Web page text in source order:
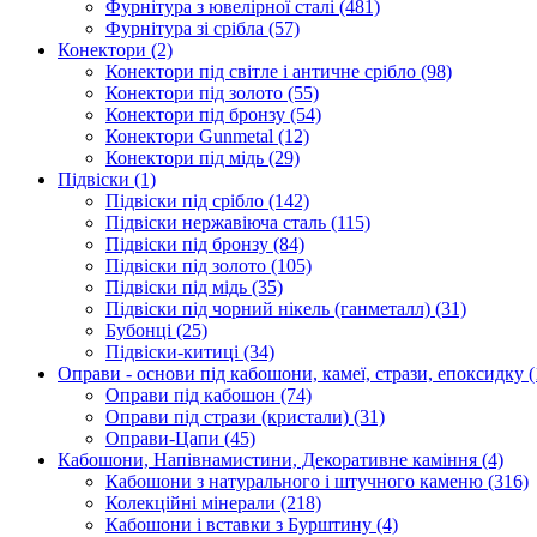
Фурнітура з ювелірної сталі (481)
Фурнітура зі срібла (57)
Конектори (2)
Конектори під світле і античне срібло (98)
Конектори під золото (55)
Конектори під бронзу (54)
Конектори Gunmetal (12)
Конектори під мідь (29)
Підвіски (1)
Підвіски під срібло (142)
Підвіски нержавіюча сталь (115)
Підвіски під бронзу (84)
Підвіски під золото (105)
Підвіски під мідь (35)
Підвіски під чорний нікель (ганметалл) (31)
Бубонці (25)
Підвіски-китиці (34)
Оправи - основи під кабошони, камеї, стрази, епоксидку
Оправи під кабошон (74)
Оправи під стрази (кристали) (31)
Оправи-Цапи (45)
Кабошони, Напівнамистини, Декоративне каміння (4)
Кабошони з натурального і штучного каменю (316)
Колекційні мінерали (218)
Кабошони і вставки з Бурштину (4)